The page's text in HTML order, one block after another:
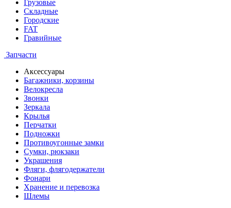
Грузовые
Складные
Городские
FAT
Гравийные
Запчасти
Аксессуары
Багажники, корзины
Велокресла
Звонки
Зеркала
Крылья
Перчатки
Подножки
Противоугонные замки
Сумки, рюкзаки
Украшения
Фляги, флягодержатели
Фонари
Хранение и перевозка
Шлемы